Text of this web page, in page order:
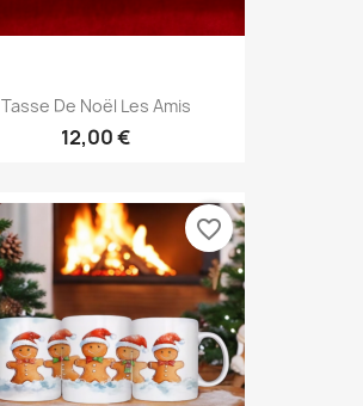
Tasse De Noël Les Amis
12,00 €
favorite_border